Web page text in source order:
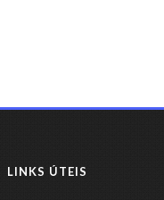
LINKS ÚTEIS